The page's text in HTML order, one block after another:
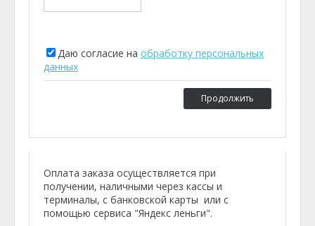
Даю согласие на обработку персональных
данных
Продолжить
Оплата заказа осуществляется при
получении, наличными через кассы и
терминалы, с банковской карты или с
помощью сервиса "Яндекс леньги".